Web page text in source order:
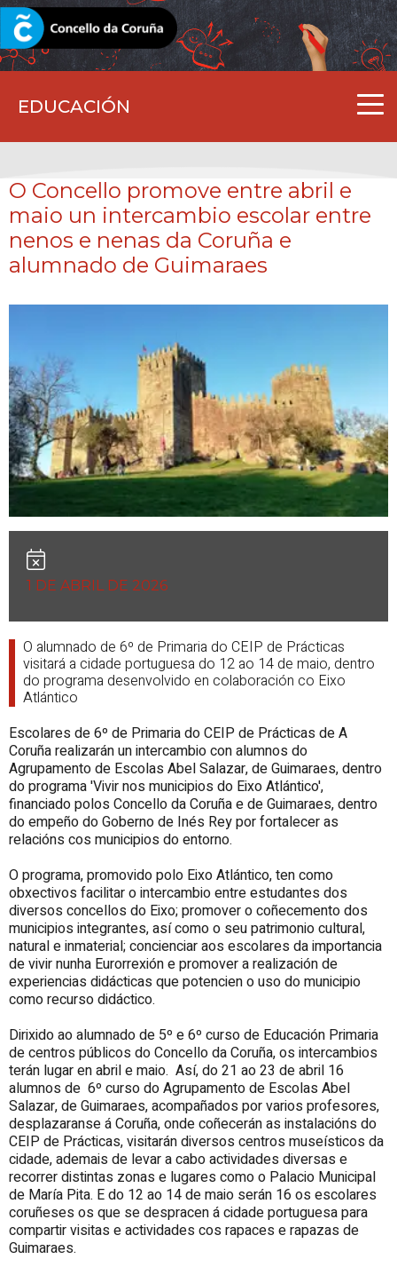
EDUCACIÓN
CORUNA.GAL
O Concello promove entre abril e
maio un intercambio escolar entre
nenos e nenas da Coruña e
alumnado de Guimaraes
1 DE ABRIL DE 2026
O alumnado de 6º de Primaria do CEIP de Prácticas
visitará a cidade portuguesa do 12 ao 14 de maio, dentro
do programa desenvolvido en colaboración co Eixo
Atlántico
Escolares de 6º de Primaria do CEIP de Prácticas de A
Coruña realizarán un intercambio con alumnos do
Agrupamento de Escolas Abel Salazar, de Guimaraes, dentro
do programa 'Vivir nos municipios do Eixo Atlántico',
financiado polos Concello da Coruña e de Guimaraes, dentro
do empeño do Goberno de Inés Rey por fortalecer as
relacións cos municipios do entorno.
O programa, promovido polo Eixo Atlántico, ten como
obxectivos facilitar o intercambio entre estudantes dos
diversos concellos do Eixo; promover o coñecemento dos
municipios integrantes, así como o seu patrimonio cultural,
natural e inmaterial; concienciar aos escolares da importancia
de vivir nunha Eurorrexión e promover a realización de
experiencias didácticas que potencien o uso do municipio
como recurso didáctico.
Dirixido ao alumnado de 5º e 6º curso de Educación Primaria
de centros públicos do Concello da Coruña, os intercambios
terán lugar en abril e maio. Así, do 21 ao 23 de abril 16
alumnos de 6º curso do Agrupamento de Escolas Abel
Salazar, de Guimaraes, acompañados por varios profesores,
desplazaranse á Coruña, onde coñecerán as instalacións do
CEIP de Prácticas, visitarán diversos centros museísticos da
cidade, ademais de levar a cabo actividades diversas e
recorrer distintas zonas e lugares como o Palacio Municipal
de María Pita. E do 12 ao 14 de maio serán 16 os escolares
coruñeses os que se despracen á cidade portuguesa para
compartir visitas e actividades cos rapaces e rapazas de
Guimaraes.